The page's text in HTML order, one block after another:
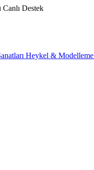
Canlı Destek
Heykel & Modelleme